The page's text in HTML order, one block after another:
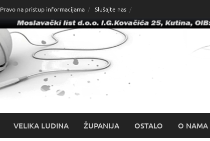
Pravo na pristup informacijama Slušajte nas
VELIKA LUDINA ŽUPANIJA OSTALO O NAMA